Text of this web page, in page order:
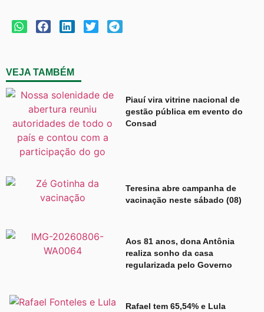
VEJA TAMBÉM
Piauí vira vitrine nacional de
gestão pública em evento do
Consad
Teresina abre campanha de
vacinação neste sábado (08)
Aos 81 anos, dona Antônia
realiza sonho da casa
regularizada pelo Governo
Rafael tem 65,54% e Lula